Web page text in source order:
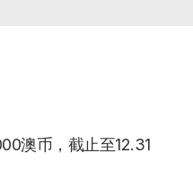
澳币，截止至12.31